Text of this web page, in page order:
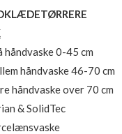
håndvaske 0-45 cm
håndvaske 46-70 cm
håndvaske over 70 cm
& SolidTec